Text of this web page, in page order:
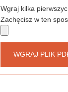
Wgraj kilka
Zachęcisz w ten
WGRAJ PLIK